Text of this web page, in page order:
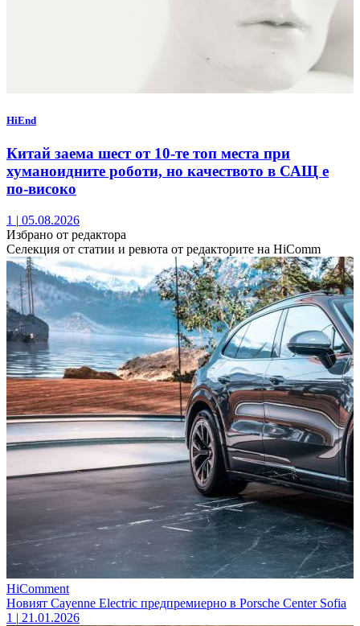
HiEnd
Китай заема шест от 10-те топ места при
хуманоидните роботи, но качеството в САЩ е
по-високо
1 | 05.08.2026
Избрано от редактора
Селекция от статии и ревюта от редакторите на HiComm
HiComment
Новият Cayenne Electric предпремиерно в Porsche Center Sofia
1 | 21.01.2026